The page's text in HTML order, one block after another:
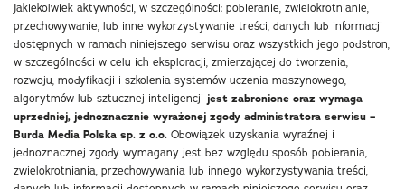
Jakiekolwiek aktywności, w szczególności: pobieranie, zwielokrotnianie,
przechowywanie, lub inne wykorzystywanie treści, danych lub informacji
dostępnych w ramach niniejszego serwisu oraz wszystkich jego podstron,
w szczególności w celu ich eksploracji, zmierzającej do tworzenia,
rozwoju, modyfikacji i szkolenia systemów uczenia maszynowego,
algorytmów lub sztucznej inteligencji jest zabronione oraz wymaga
uprzedniej, jednoznacznie wyrażonej zgody administratora serwisu –
Burda Media Polska sp. z o.o. Obowiązek uzyskania wyraźnej i
jednoznacznej zgody wymagany jest bez względu sposób pobierania,
zwielokrotniania, przechowywania lub innego wykorzystywania treści,